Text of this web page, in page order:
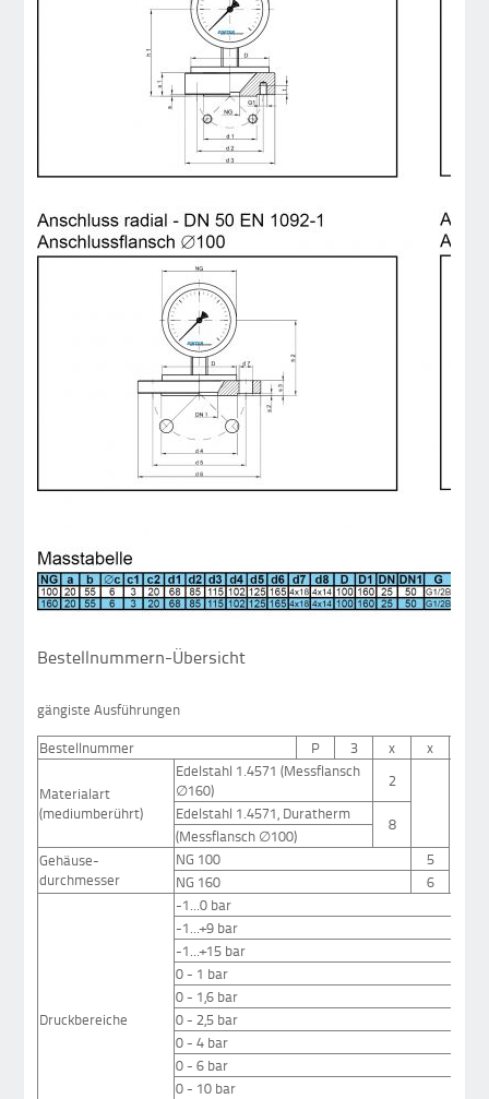
Bestellnummern-Übersicht
gängiste Ausführungen
Bestellnummer
P 3 x x
Materialart
(mediumberührt)
Edelstahl 1.4571 (Messflansch
∅160)
2
Edelstahl 1.4571, Duratherm
8
(Messflansch ∅100)
Gehäuse-
durchmesser
NG 100
5
NG 160
6
Druckbereiche
-1...0 bar
-1...+9 bar
-1...+15 bar
0 - 1 bar
0 - 1,6 bar
0 - 2,5 bar
0 - 4 bar
0 - 6 bar
0 - 10 bar